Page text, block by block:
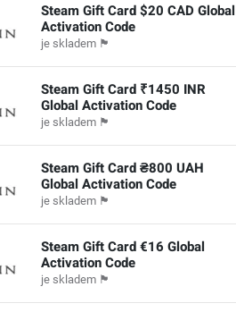
Steam Gift Card $20 CAD Global
Activation Code
je skladem 🏴
Steam Gift Card ₹1450 INR
Global Activation Code
je skladem 🏴
Steam Gift Card ₴800 UAH
Global Activation Code
je skladem 🏴
Steam Gift Card €16 Global
Activation Code
je skladem 🏴